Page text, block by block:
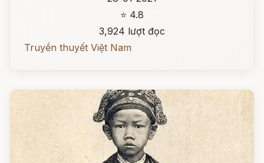
⭐ 4.8
3,924 lượt đọc
Truyền thuyết Việt Nam